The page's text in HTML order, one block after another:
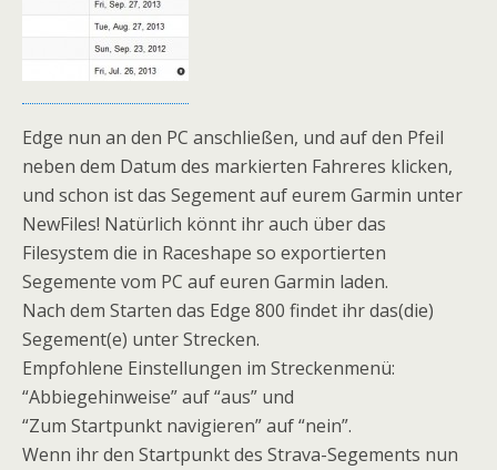
Edge nun an den PC anschließen, und auf den Pfeil
neben dem Datum des markierten Fahreres klicken,
und schon ist das Segement auf eurem Garmin unter
NewFiles! Natürlich könnt ihr auch über das
Filesystem die in Raceshape so exportierten
Segemente vom PC auf euren Garmin laden.
Nach dem Starten das Edge 800 findet ihr das(die)
Segement(e) unter Strecken.
Empfohlene Einstellungen im Streckenmenü:
“Abbiegehinweise” auf “aus” und
“Zum Startpunkt navigieren” auf “nein”.
Wenn ihr den Startpunkt des Strava-Segements nun